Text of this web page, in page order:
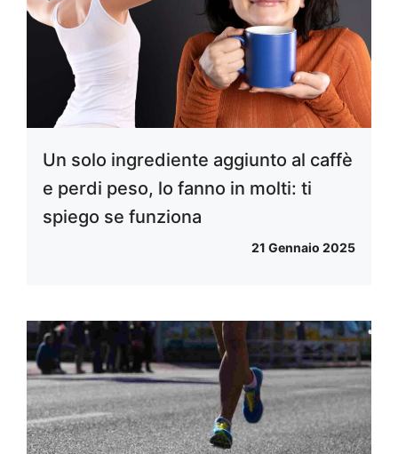
Un solo ingrediente aggiunto al caffè
e perdi peso, lo fanno in molti: ti
spiego se funziona
21 Gennaio 2025